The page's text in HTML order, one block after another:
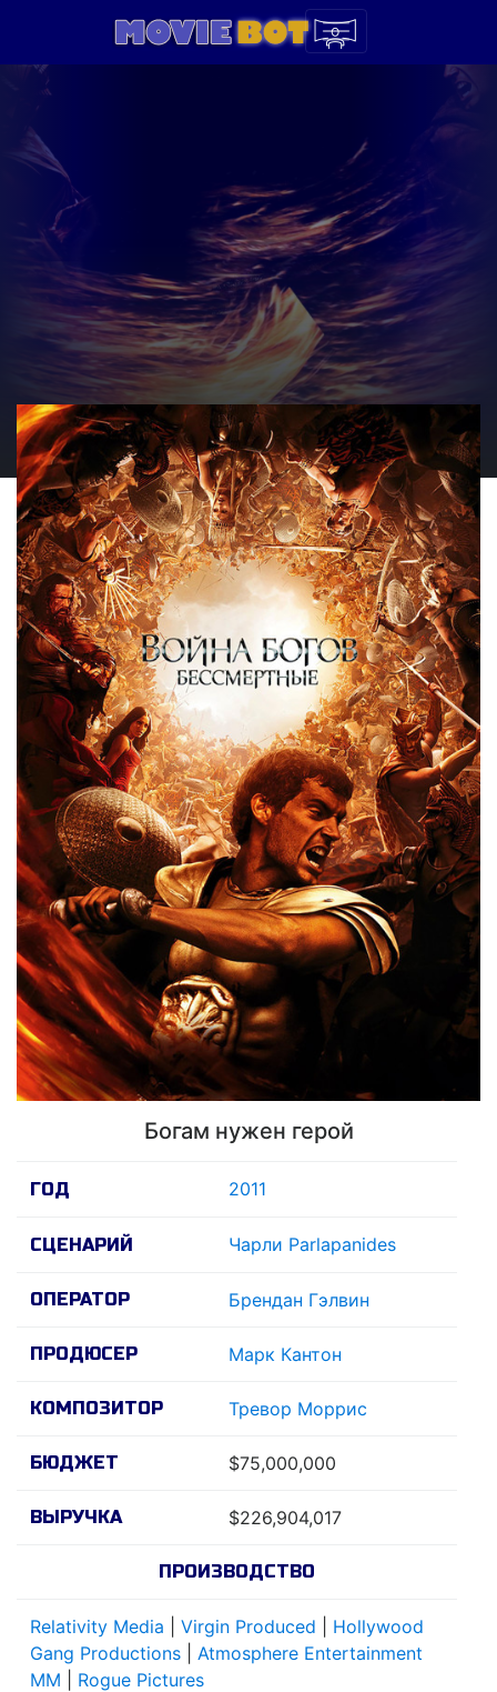
Богам нужен герой
ГОД 2011
СЦЕНАРИЙ Чарли Parlapanides
ОПЕРАТОР Брендан Гэлвин
ПРОДЮСЕР Марк Кантон
КОМПОЗИТОР Тревор Моррис
БЮДЖЕТ $75,000,000
ВЫРУЧКА $226,904,017
ПРОИЗВОДСТВО
Relativity Media Virgin Produced
Hollywood
Gang Productions
Atmosphere Entertainment
MM
Rogue Pictures